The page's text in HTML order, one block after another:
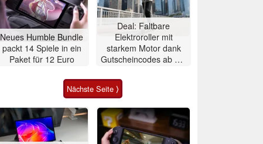
Neues Humble Bundle
packt 14 Spiele in ein
Paket für 12 Euro
Deal: Faltbare
Elektroroller mit
starkem Motor dank
Gutscheincodes ab nur
Nächste Seite ⟩